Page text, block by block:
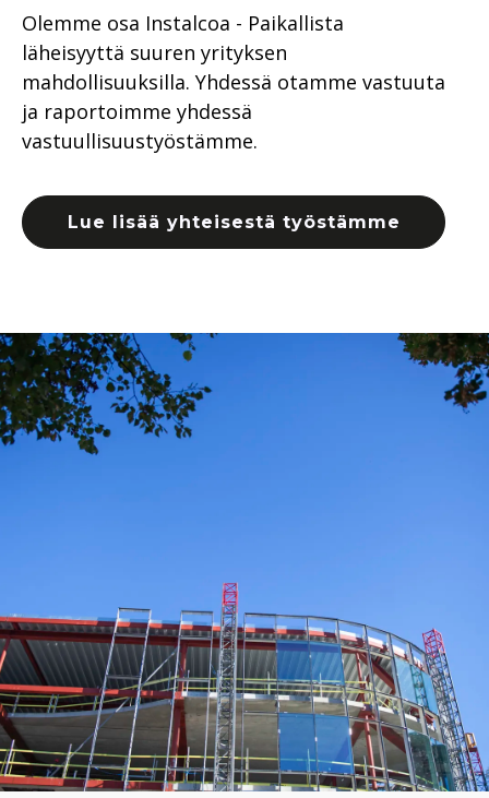
Olemme osa Instalcoa - Paikallista
läheisyyttä suuren yrityksen
mahdollisuuksilla. Yhdessä otamme vastuuta
ja raportoimme yhdessä
vastuullisuustyöstämme.
Lue lisää yhteisestä työstämme